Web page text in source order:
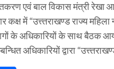
एवं बाल विकास मंत्री रेखा
कक्ष में “उत्त्तराखण्ड राज्य
के अधिकारियों के साथ बैठक
अधिकारियों द्वारा